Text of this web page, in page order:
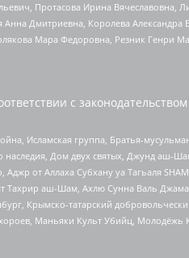
Протасова Ирина Вячеславовна,
Дмитриевна, Королева Александра
Мара Федоровна, Резник Генри
с
Исламская группа, Братья-
Дом двух святых, Джунд аш-
от Аллаха Субхану уа Тагьаля
Тахрир аш-Шам, Ахлю Сунна Валь
Крымско-татарский
Маньяки Культ Убийц, Молодёжь